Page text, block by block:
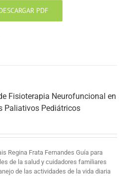
PDF
Fisioterapia Neurofuncional en
Paliativos Pediátricos
Regina Frata Fernandes Guía para
de la salud y cuidadores familiares
de las actividades de la vida diaria